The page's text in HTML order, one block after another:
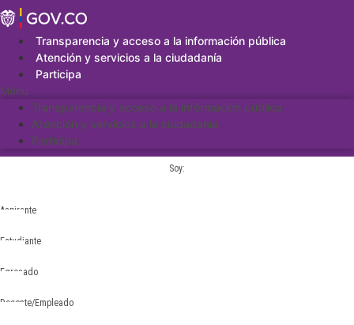
Saltar
al
contenidoTransparencia y acceso a la información pública
Atención y servicios a la ciudadanía
Participa
Menu
Transparencia y acceso a la información pública
Atención y servicios a la ciudadanía
Participa
Soy:
Aspirante
Estudiante
Egresado
Docente/Empleado